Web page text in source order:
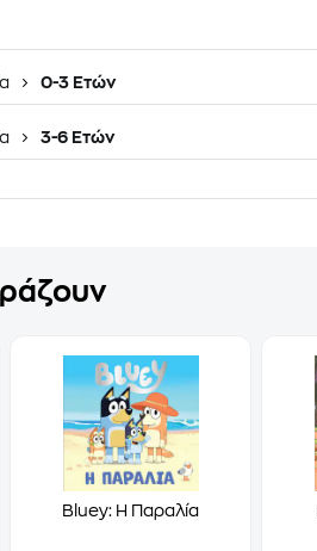
0-3 Ετών
3-6 Ετών
Bluey: Η Παραλία